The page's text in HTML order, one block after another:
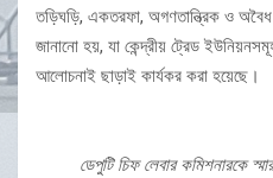
তড়িঘড়ি, একতরফা, অগণতান্ত্রিক ও অবৈধ
জানানো হয়, যা কেন্দ্রীয় ট্রেড
আলোচনাই ছাড়াই কার্যকর করা হয়েছে।
ডেপুটি চিফ লেবার কমিশনারকে